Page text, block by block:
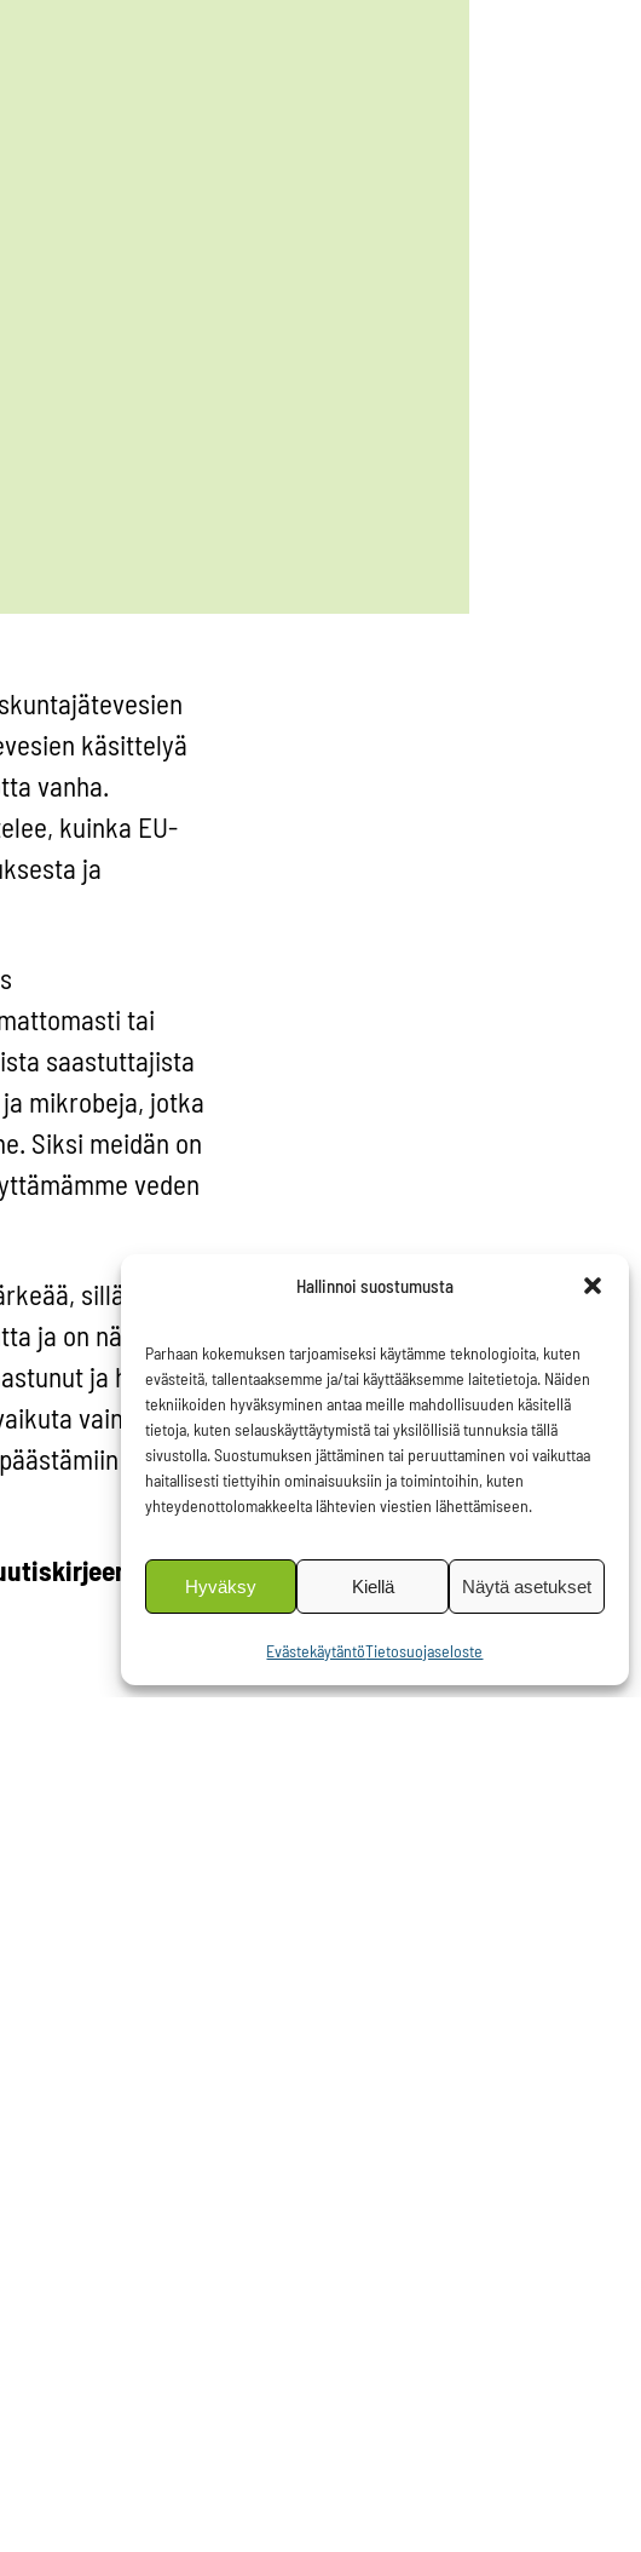
Hallinnoi suostumusta
Parhaan kokemuksen tarjoamiseksi käytämme teknologioita, kuten
evästeitä, tallentaaksemme ja/tai käyttääksemme laitetietoja. Näiden
tekniikoiden hyväksyminen antaa meille mahdollisuuden käsitellä
tietoja, kuten selauskäyttäytymistä tai yksilöllisiä tunnuksia tällä
sivustolla. Suostumuksen jättäminen tai peruuttaminen voi vaikuttaa
haitallisesti tiettyihin ominaisuuksiin ja toimintoihin, kuten
yhteydenottolomakkeelta lähtevien viestien lähettämiseen.
Hyväksy Kiellä Näytä asetukset
EvästekäytäntöTietosuojaseloste
käsittelyä
vanha.
kuinka EU-
ja
tai
saastuttajista
mikrobeja, jotka
Siksi meidän on
veden
sillä
ja on näin ollen
ja huonosti
vain omaan